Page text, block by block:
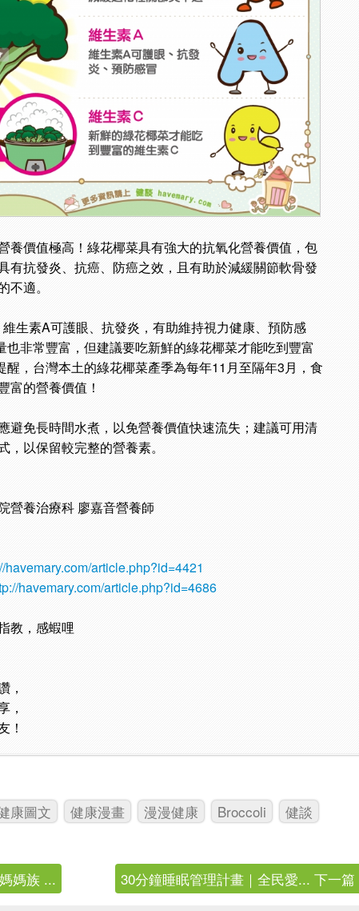
養價值極高！綠花椰菜具有強大的抗氧化營養價值，包
有抗發炎、抗癌、防癌之效，且有助於減緩關節軟骨發
適。
生素A可護眼、抗發炎，有助維持視力健康、預防感
也非常豐富，但建議要吃新鮮的綠花椰菜才能吃到豐富
醒，台灣本土的綠花椰菜產季為每年11月至隔年3月，食
富的營養價值！
避免長時間水煮，以免營養價值快速流失；建議可用清
以保留較完整的營養素。
營養治療科 廖嘉音營養師
havemary.com/article.php?id=4421
havemary.com/article.php?id=4686
教，感蝦哩
，
，
！
康圖文 健康漫畫 漫漫健康 Broccoli
健談
媽族 ...
30分鐘睡眠管理計畫｜全民愛... 下一